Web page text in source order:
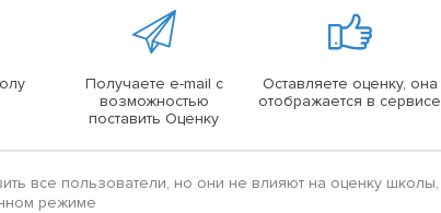
Получаете e-mail с
возможностью
поставить Оценку
Оставляете оценку, она
отображается в сервисе
все пользователи, но они не влияют на оценку школы,
режиме